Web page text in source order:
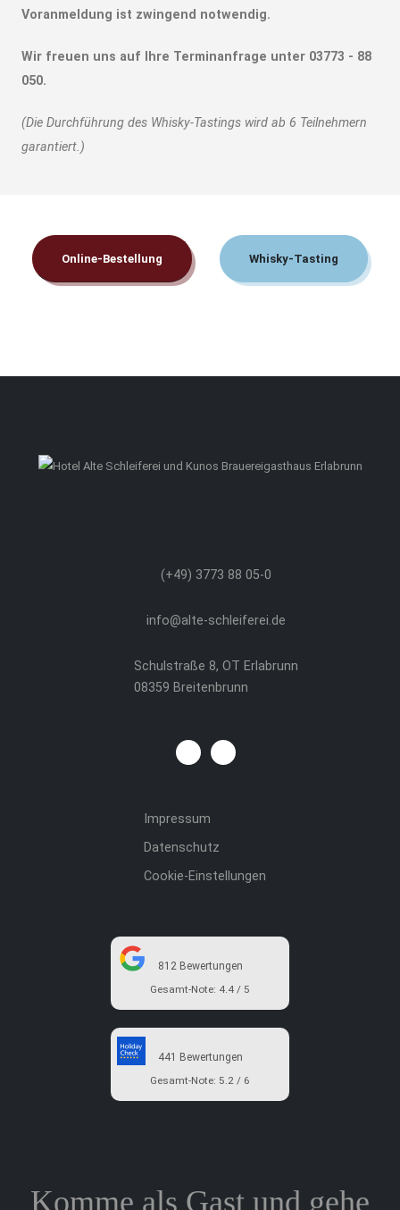
Voranmeldung ist zwingend notwendig.
Wir freuen uns auf Ihre Terminanfrage unter 03773 - 88
050.
(Die Durchführung des Whisky-Tastings wird ab 6 Teilnehmern
garantiert.)
Online-Bestellung Whisky-Tasting
(+49) 3773 88 05-0
info@alte-schleiferei.de
Schulstraße 8, OT Erlabrunn
08359 Breitenbrunn
Impressum
Datenschutz
Cookie-Einstellungen
812Bewertungen
Gesamt-Note: 4.4 / 5
441
Bewertungen
Gesamt-Note: 5.2 / 6
Komme als Gast und gehe